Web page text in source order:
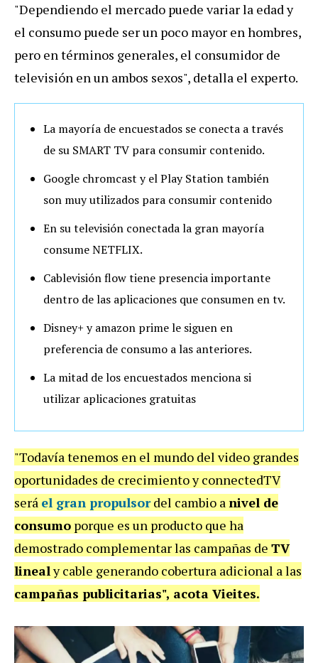
"Dependiendo el mercado puede variar la edad y
el consumo puede ser un poco mayor en hombres,
pero en términos generales, el consumidor de
televisión en un ambos sexos", detalla el experto.
La mayoría de encuestados se conecta a través
de su SMART TV para consumir contenido.
Google chromcast y el Play Station también
son muy utilizados para consumir contenido
En su televisión conectada la gran mayoría
consume NETFLIX.
Cablevisión flow tiene presencia importante
dentro de las aplicaciones que consumen en tv.
Disney+ y amazon prime le siguen en
preferencia de consumo a las anteriores.
La mitad de los encuestados menciona si
utilizar aplicaciones gratuitas
"Todavía tenemos en el mundo del video grandes
oportunidades de crecimiento y connectedTV
será el gran propulsordel cambio anivel de
consumo porque es un producto que ha
demostrado complementar las campañas de TV
linealy cable generando cobertura adicional a las
campañas publicitarias", acota Vieites.